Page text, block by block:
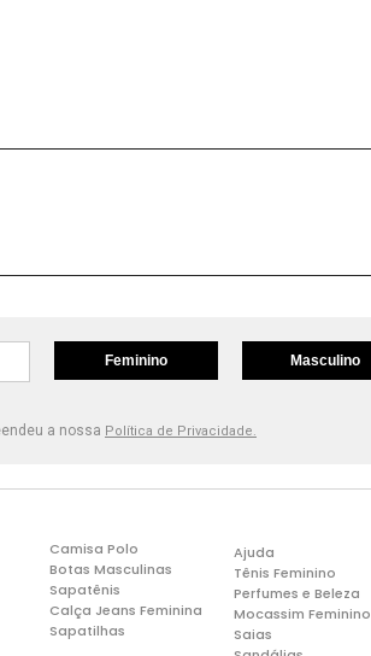
Feminino Masculino
a nossa Política de Privacidade.
Camisa Polo
Botas Masculinas
Sapatênis
Calça Jeans Feminina
Sapatilhas
Ajuda
Tênis Feminino
Perfumes e Beleza
Mocassim Feminino
Saias